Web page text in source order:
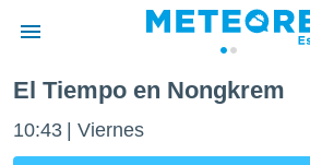
de
El Tiempo en Nongkrem
10:43 Viernes